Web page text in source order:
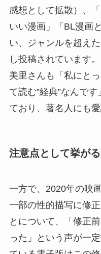
感想として拡散）、
いい漫画」「BL漫画
い、ジャンルを超え
し投稿されています
美里さんも「私にと
て読む”経典”なんで
ており、著名人にも
注意点として挙が
一方で、2020年の映
一部の性的描写に修
とについて、「修正
った」という声が一